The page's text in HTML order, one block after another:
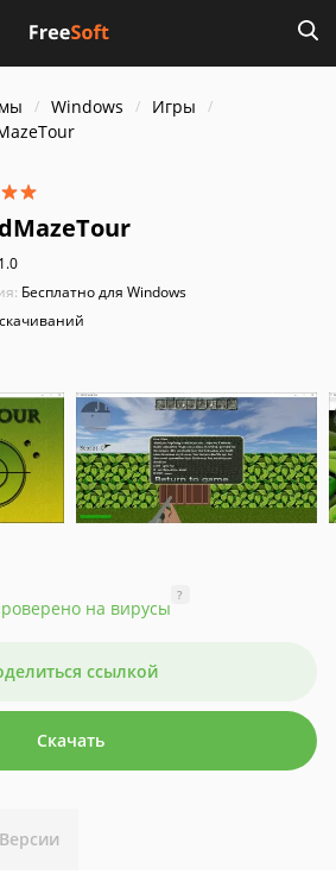
Windows
Игры
1.0
Бесплатно для Windows
на вирусы
?
ссылкой
Скачать
Версии